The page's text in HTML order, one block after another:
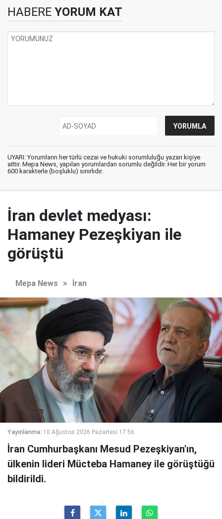
HABERE YORUM KAT
UYARI: Yorumların her türlü cezai ve hukuki sorumluluğu yazan kişiye
aittir. Mepa News, yapılan yorumlardan sorumlu değildir. Her bir yorum
600 karakterle (boşluklu) sınırlıdır.
İran devlet medyası:
Hamaney Pezeşkiyan ile
görüştü
Mepa News > İran
Yayınlanma: 10 Ağustos 2026 Pazartesi 17:56
İran Cumhurbaşkanı Mesud Pezeşkiyan'ın,
ülkenin lideri Mücteba Hamaney ile görüştüğü
bildirildi.